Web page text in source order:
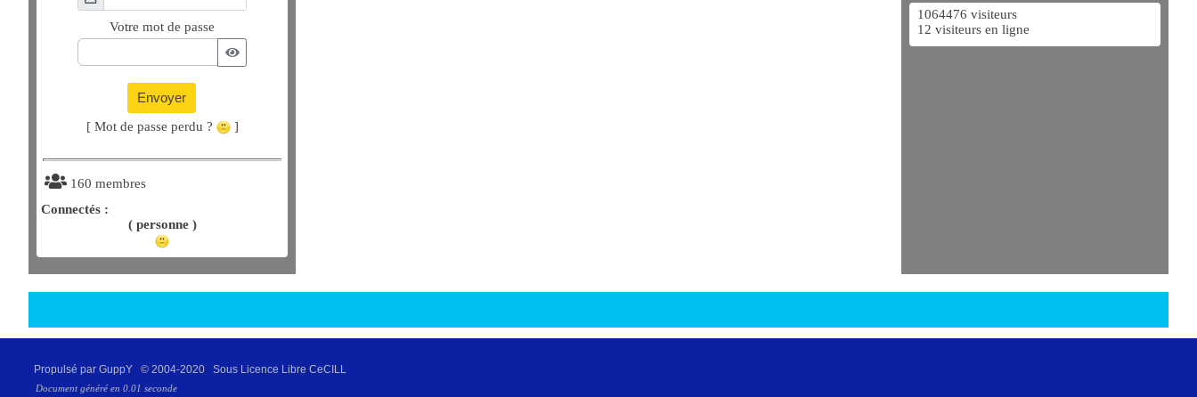
Votre mot de passe
Envoyer
[ Mot de passe perdu ? ]
160 membres
Connectés :
( personne )
1064476 visiteurs
12 visiteurs en ligne
Propulsé par GuppY © 2004-2020 Sous Licence Libre CeCILL
Document généré en 0.01 seconde